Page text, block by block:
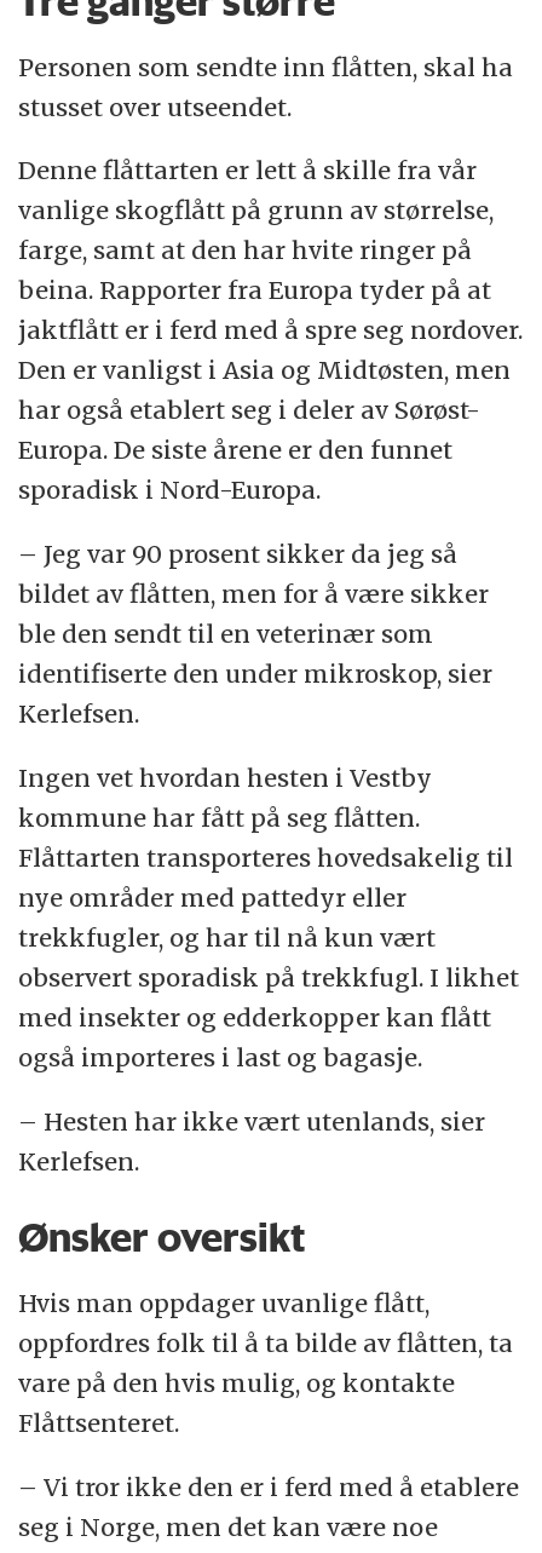
Personen som sendte inn flåtten, skal ha
stusset over utseendet.
Denne flåttarten er lett å skille fra vår
vanlige skogflått på grunn av størrelse,
farge, samt at den har hvite ringer på
beina. Rapporter fra Europa tyder på at
jaktflått er i ferd med å spre seg nordover.
Den er vanligst i Asia og Midtøsten, men
har også etablert seg i deler av Sørøst-
Europa. De siste årene er den funnet
sporadisk i Nord-Europa.
– Jeg var 90 prosent sikker da jeg så
bildet av flåtten, men for å være sikker
ble den sendt til en veterinær som
identifiserte den under mikroskop, sier
Kerlefsen.
Ingen vet hvordan hesten i Vestby
kommune har fått på seg flåtten.
Flåttarten transporteres hovedsakelig til
nye områder med pattedyr eller
trekkfugler, og har til nå kun vært
observert sporadisk på trekkfugl. I likhet
med insekter og edderkopper kan flått
også importeres i last og bagasje.
– Hesten har ikke vært utenlands, sier
Kerlefsen.
Ønsker oversikt
Hvis man oppdager uvanlige flått,
oppfordres folk til å ta bilde av flåtten, ta
vare på den hvis mulig, og kontakte
Flåttsenteret.
– Vi tror ikke den er i ferd med å etablere
seg i Norge, men det kan være noe